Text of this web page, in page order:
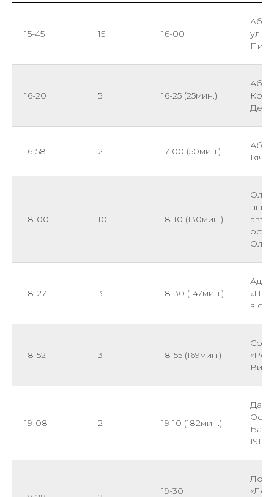
15-45 15 16-00
ул.
16-20 5 16-25 (25мин.)
16-58 2 17-00 (50мин.)
18-00 10 18-10 (130мин.)
пгт.
18-27 3 18-30 (147мин.)
в
18-52 3 18-55 (169мин.)
19-08 2 19-10 (182мин.)
19Б
19-30
Лоо,